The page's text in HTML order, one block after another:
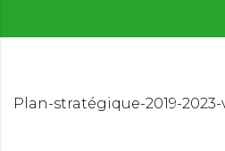
Plan-stratégique-2019-